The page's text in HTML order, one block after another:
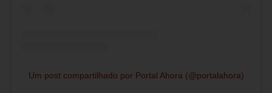
Um post compartilhado por Portal Ahora (@portalahora)